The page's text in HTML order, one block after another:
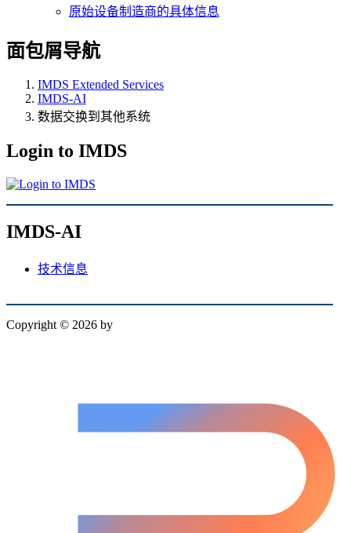
原始设备制造商的具体信息
面包屑导航
IMDS Extended Services
IMDS-AI
数据交换到其他系统
Login to IMDS
IMDS-AI
技术信息
Copyright © 2026 by